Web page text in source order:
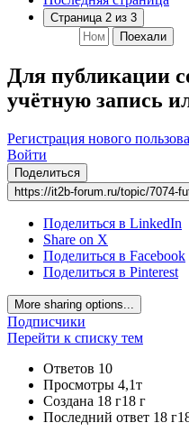
Страница 2 из 3
Поехали
Для публикации
учётную запись
Регистрация нового
Войти
Поделиться
https://it2b-forum.ru/topic/7074-
Поделиться в LinkedIn
Share on X
Поделиться в Facebook
Поделиться в Pinterest
More sharing options...
Подписчики
Перейти к списку тем
Ответов 10
Просмотры 4,1т
Создана 18 г18 г
Последний ответ 18 г